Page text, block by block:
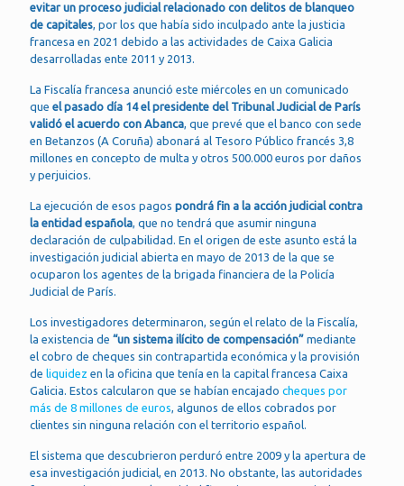
evitar un proceso judicial relacionado con delitos de blanqueo
de capitales, por los que había sido inculpado ante la justicia
francesa en 2021 debido a las actividades de Caixa Galicia
desarrolladas ente 2011 y 2013.
La Fiscalía francesa anunció este miércoles en un comunicado
que el pasado día 14 el presidente del Tribunal Judicial de París
validó el acuerdo con Abanca, que prevé que el banco con sede
en Betanzos (A Coruña) abonará al Tesoro Público francés 3,8
millones en concepto de multa y otros 500.000 euros por daños
y perjuicios.
La ejecución de esos pagos pondrá fin a la acción judicial contra
la entidad española, que no tendrá que asumir ninguna
declaración de culpabilidad. En el origen de este asunto está la
investigación judicial abierta en mayo de 2013 de la que se
ocuparon los agentes de la brigada financiera de la Policía
Judicial de París.
Los investigadores determinaron, según el relato de la Fiscalía,
la existencia de “un sistema ilícito de compensación” mediante
el cobro de cheques sin contrapartida económica y la provisión
de liquidez en la oficina que tenía en la capital francesa Caixa
Galicia. Estos calcularon que se habían encajado cheques por
más de 8 millones de euros, algunos de ellos cobrados por
clientes sin ninguna relación con el territorio español.
El sistema que descubrieron perduró entre 2009 y la apertura de
esa investigación judicial, en 2013. No obstante, las autoridades